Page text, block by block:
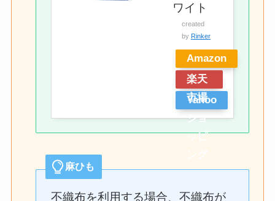
ワイト
created
by Rinker
Amazon
楽天
市場
Yahoo
ショ
ッピ
麻ひも
不織布を利用する場合、不織布が